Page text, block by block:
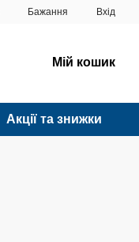
Бажання Вхід
Мій кошик
Акції та знижки